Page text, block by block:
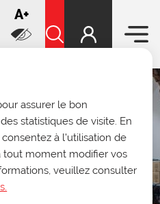
assurer le bon
statistiques de visite. En
à l'utilisation de
tout moment modifier vos
veuillez consulter
Aller au
contenu
principal
plan du
archives
les archives seront
sur rendez-vous
ou par mail à
decrease font
increase font
A+
Rechercher sur le